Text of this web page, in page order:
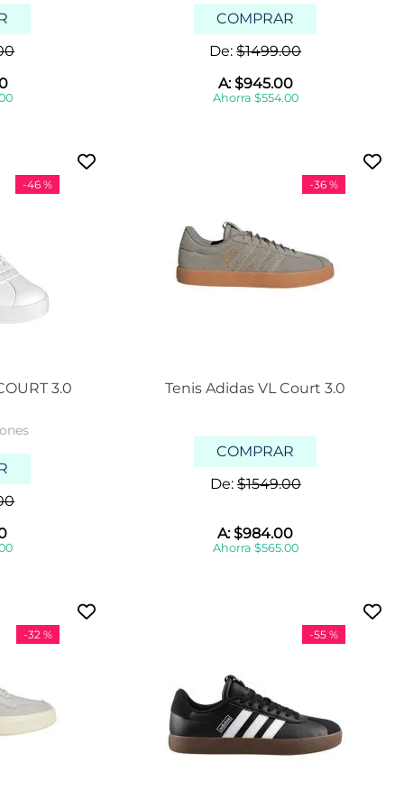
COMPRAR
De:$1499.00
A:$945.00
Ahorra $554.00
-46 %
3.0
-36 %
Tenis Adidas VL Court 3.0
COMPRAR
De:$1549.00
A:$984.00
Ahorra $565.00
-32 % -55 %